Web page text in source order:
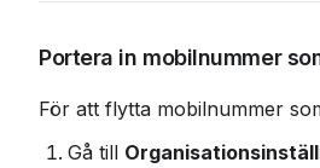
Portera in mobilnummer
För att flytta mobilnummer
Gå till